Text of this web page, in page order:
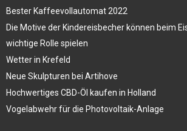
Bester Kaffeevollautomat 2022
Die Motive der Kindereisbecher können beim
wichtige Rolle spielen
Wetter in Krefeld
Neue Skulpturen bei Artihove
Hochwertiges CBD-Öl kaufen in Holland
Vogelabwehr für die Photovoltaik-Anlage